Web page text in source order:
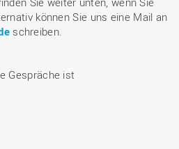
können Sie uns eine Mail an
schreiben.
Gespräche ist